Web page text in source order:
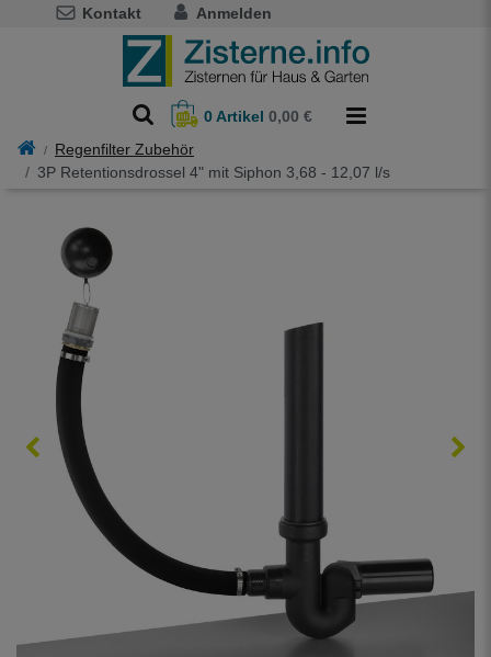
Kontakt Anmelden
0Artikel 0,00 €
Regenfilter Zubehör
3P Retentionsdrossel 4" mit Siphon 3,68 - 12,07 l/s